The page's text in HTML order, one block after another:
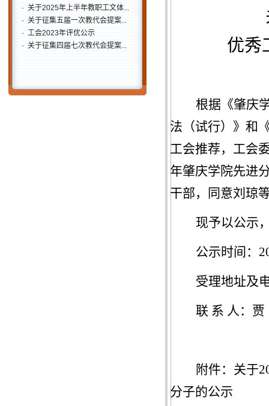
· 关于2025年上半年教职工文体...
· 关于征集五届一次教代会提案...
· 工会2023年评优公示
· 关于征集四届七次教代会提案...
优秀
根据《肇庆
法（试行）》和
工会推荐，工会
年肇庆学院先进
干部，同意刘琼
现予以公示
公示时间：
受理地址及
联 系 人： 贾
附件：关于
分子的公示